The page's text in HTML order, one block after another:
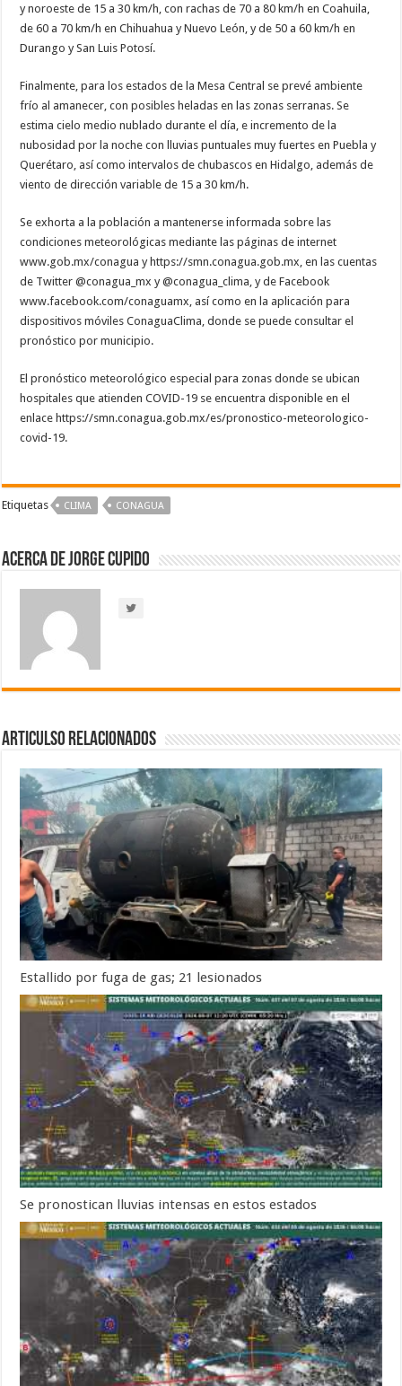
y noroeste de 15 a 30 km/h, con rachas de 70 a 80 km/h en Coahuila,
de 60 a 70 km/h en Chihuahua y Nuevo León, y de 50 a 60 km/h en
Durango y San Luis Potosí.
Finalmente, para los estados de la Mesa Central se prevé ambiente
frío al amanecer, con posibles heladas en las zonas serranas. Se
estima cielo medio nublado durante el día, e incremento de la
nubosidad por la noche con lluvias puntuales muy fuertes en Puebla y
Querétaro, así como intervalos de chubascos en Hidalgo, además de
viento de dirección variable de 15 a 30 km/h.
Se exhorta a la población a mantenerse informada sobre las
condiciones meteorológicas mediante las páginas de internet
www.gob.mx/conagua y https://smn.conagua.gob.mx, en las cuentas
de Twitter @conagua_mx y @conagua_clima, y de Facebook
www.facebook.com/conaguamx, así como en la aplicación para
dispositivos móviles ConaguaClima, donde se puede consultar el
pronóstico por municipio.
El pronóstico meteorológico especial para zonas donde se ubican
hospitales que atienden COVID-19 se encuentra disponible en el
enlace https://smn.conagua.gob.mx/es/pronostico-meteorologico-
covid-19.
Etiquetas CLIMA CONAGUA
Acerca de Jorge Cupido
Articulso Relacionados
Estallido por fuga de gas; 21 lesionados
Se pronostican lluvias intensas en estos estados